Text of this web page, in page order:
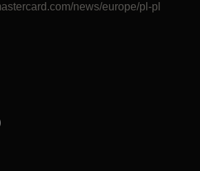
news/europe/pl-pl